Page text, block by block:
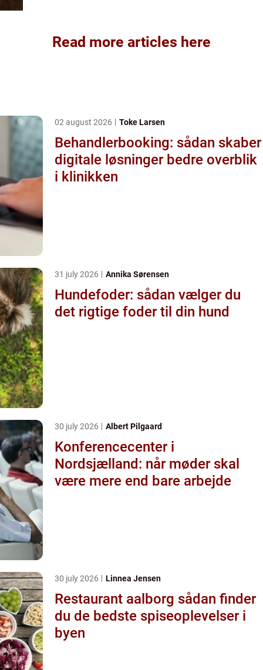
Read more articles here
02 august 2026 Toke Larsen
Behandlerbooking: sådan skaber
digitale løsninger bedre overblik
i klinikken
31 july 2026 Annika Sørensen
Hundefoder: sådan vælger du
det rigtige foder til din hund
30 july 2026 Albert Pilgaard
Konferencecenter i
Nordsjælland: når møder skal
være mere end bare arbejde
30 july 2026 Linnea Jensen
Restaurant aalborg sådan finder
du de bedste spiseoplevelser i
byen